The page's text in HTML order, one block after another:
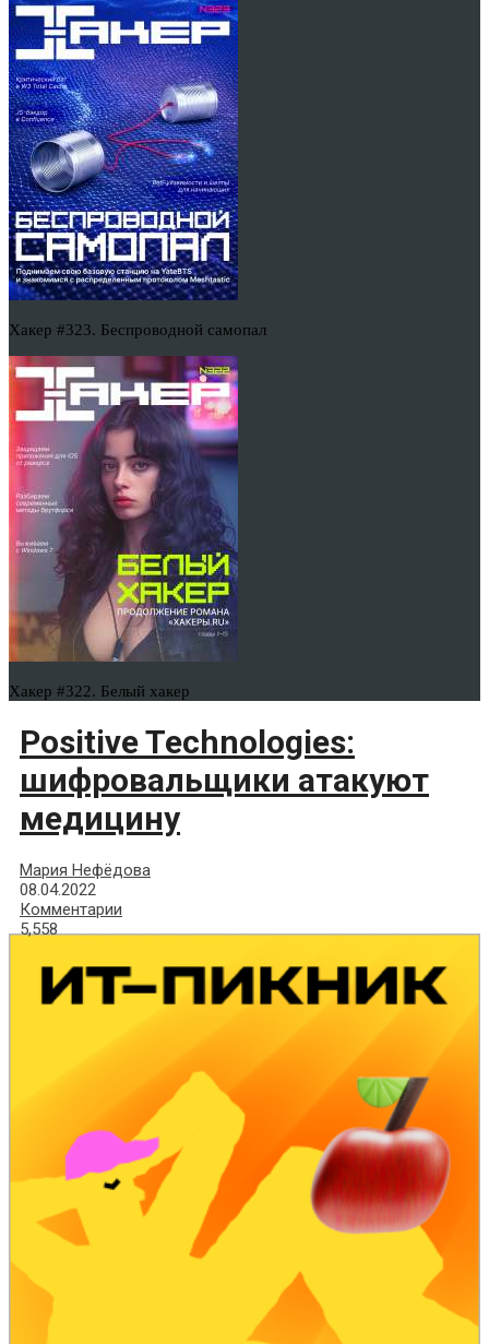
Хакер #323. Беспроводной самопал
Хакер #322. Белый хакер
Positive Technologies:
шифровальщики атакуют
медицину
Мария Нефёдова
08.04.2022
Комментарии
5,558